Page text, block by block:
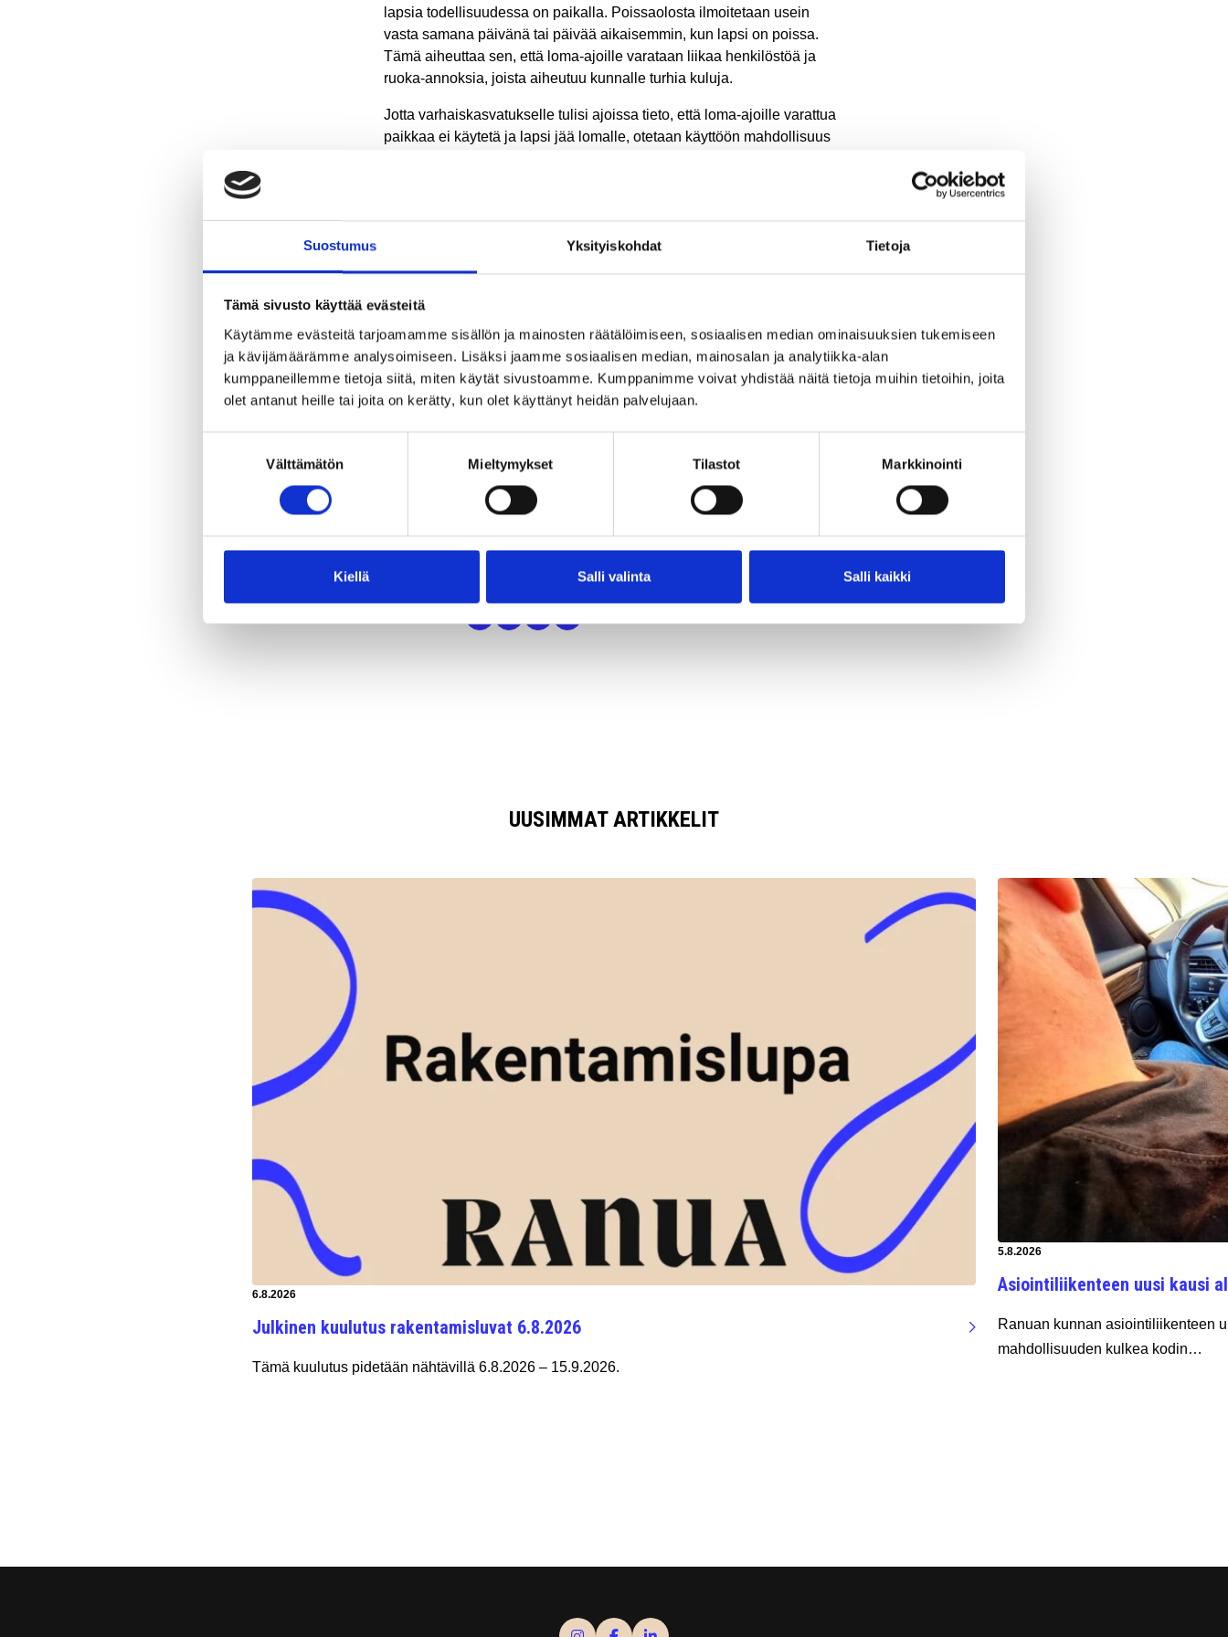
Suostumus Yksityiskohdat Tietoja
Tämä sivusto käyttää evästeitä
Käytämme evästeitä tarjoamamme sisällön ja mainosten räätälöimiseen, sosiaalisen median ominaisuuksien tukemiseen
ja kävijämäärämme analysoimiseen. Lisäksi jaamme sosiaalisen median, mainosalan ja analytiikka-alan
kumppaneillemme tietoja siitä, miten käytät sivustoamme. Kumppanimme voivat yhdistää näitä tietoja muihin tietoihin, joita
olet antanut heille tai joita on kerätty, kun olet käyttänyt heidän palvelujaan.
Välttämätön Mieltymykset Tilastot Markkinointi
Kiellä Salli valinta Salli kaikki
lapsia todellisuudessa on paikalla. Poissaolosta ilmoitetaan usein
vasta samana päivänä tai päivää aikaisemmin, kun lapsi on poissa.
Tämä aiheuttaa sen, että loma-ajoille varataan liikaa henkilöstöä ja
ruoka-annoksia, joista aiheutuu kunnalle turhia kuluja.
Jotta varhaiskasvatukselle tulisi ajoissa tieto, että loma-ajoille varattua
paikkaa ei käytetä ja lapsi jää lomalle, otetaan käyttöön mahdollisuus
ajaksi eivätkä peruuta sitä, peritään peruuttamatta jätetystä
varhaiskasvatuspaikasta puolet varhaiskasvatuslain mukaan
varattua varhaiskasvatusta ei käytetä, tulee se perua viimeistään 14
kalenteripäivää ennen varauksen alkua kirjallisesti sähköpostilla
päiväkodin johtajalle.
Jos asiakasmaksu on 0 euroa, peritään asiakkaalta puolet
varhaiskasvatuksen asiakasmaksulain mukaisesta pienemmästä
perittävästä maksusta. Maksu peritään myös heinäkuulta, vaikka
Maksu perustuu lakiin varhaiskasvatuksen asiakasmaksuista.
UUSIMMAT ARTIKKELIT
Artikkeli luotu:
6.8.2026
Julkinen kuulutus rakentamisluvat 6.8.2026
Tämä kuulutus pidetään nähtävillä 6.8.2026 – 15.9.2026.
Artikkeli luotu:
5.8.2026
Asiointiliikenteen uusi kausi
Ranuan kunnan asiointiliikenteen
mahdollisuuden kulkea kodin…